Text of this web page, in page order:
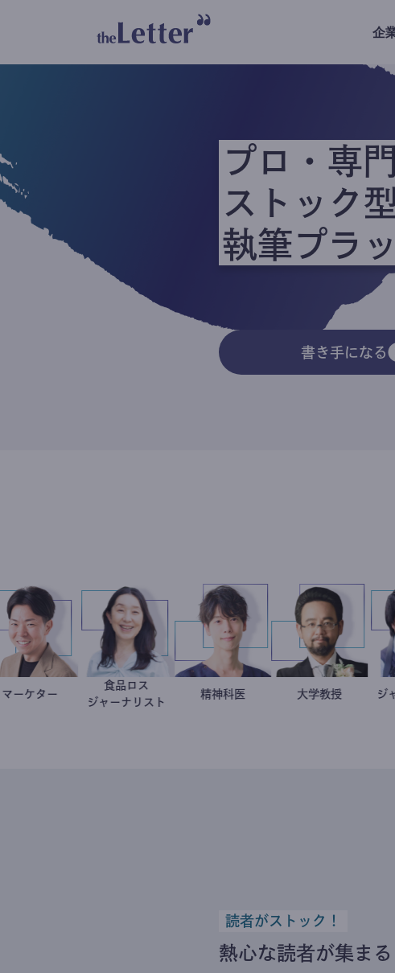
企
プロ・専
ストック型
執筆プラ
書き手になる
子
者 室谷良平
マーケター 井出留美
ジャーナリスト
藤野智哉
精神科医 金谷
大学
読者がストック！
熱心な読者が集まる